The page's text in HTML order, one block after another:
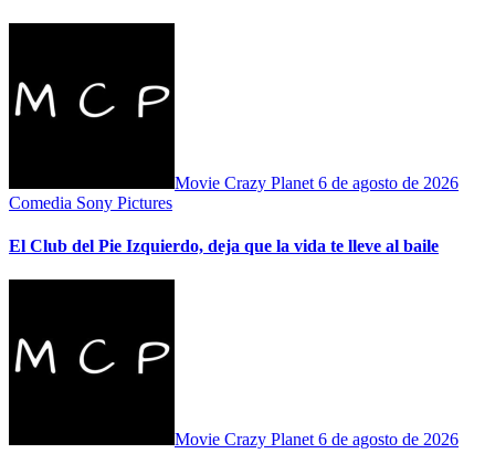
Movie Crazy Planet 6 de agosto de 2026
Comedia Sony Pictures
El Club del Pie Izquierdo, deja que la vida te lleve al baile
Movie Crazy Planet 6 de agosto de 2026